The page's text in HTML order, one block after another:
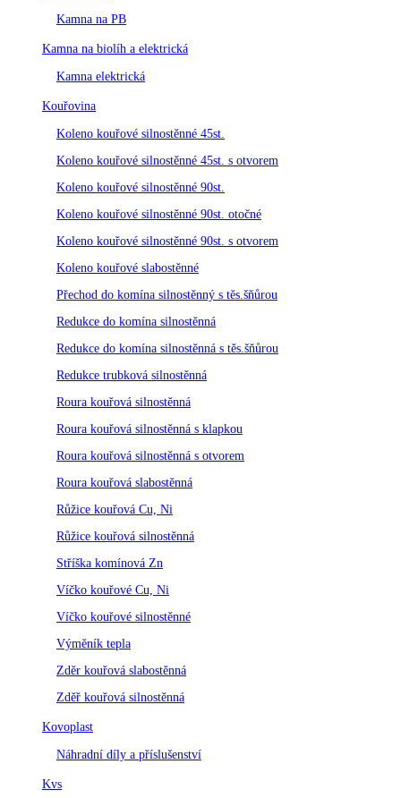
Kamna na PB
Kamna na biolíh a elektrická
Kamna elektrická
Kouřovina
Koleno kouřové silnostěnné 45st.
Koleno kouřové silnostěnné 45st. s otvorem
Koleno kouřové silnostěnné 90st.
Koleno kouřové silnostěnné 90st. otočné
Koleno kouřové silnostěnné 90st. s otvorem
Koleno kouřové slabostěnné
Přechod do komína silnostěnný s těs.šňůrou
Redukce do komína silnostěnná
Redukce do komína silnostěnná s těs.šňůrou
Redukce trubková silnostěnná
Roura kouřová silnostěnná
Roura kouřová silnostěnná s klapkou
Roura kouřová silnostěnná s otvorem
Roura kouřová slabostěnná
Růžice kouřová Cu, Ni
Růžice kouřová silnostěnná
Stříška komínová Zn
Víčko kouřové Cu, Ni
Víčko kouřové silnostěnné
Výměník tepla
Zděr kouřová slabostěnná
Zděř kouřová silnostěnná
Kovoplast
Náhradní díly a příslušenství
Kvs